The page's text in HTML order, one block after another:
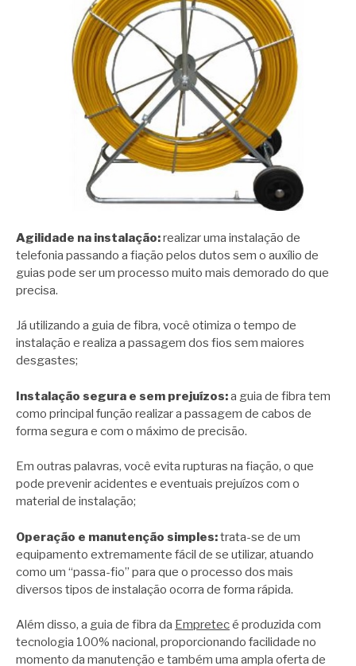
Agilidade na instalação:realizar uma instalação de
telefonia passando a fiação pelos dutos sem o auxílio de
guias pode ser um processo muito mais demorado do que
precisa.
Já utilizando a guia de fibra, você otimiza o tempo de
instalação e realiza a passagem dos fios sem maiores
desgastes;
Instalação segura e sem prejuízos:a guia de fibra tem
como principal função realizar a passagem de cabos de
forma segura e com o máximo de precisão.
Em outras palavras, você evita rupturas na fiação, o que
pode prevenir acidentes e eventuais prejuízos com o
material de instalação;
Operação e manutenção simples:trata-se de um
equipamento extremamente fácil de se utilizar, atuando
como um “passa-fio” para que o processo dos mais
diversos tipos de instalação ocorra de forma rápida.
Além disso, a guia de fibra da Empretecé produzida com
tecnologia 100% nacional, proporcionando facilidade no
momento da manutenção e também uma ampla oferta de